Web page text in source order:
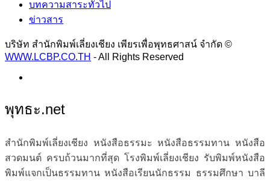
บทความสาระทั่วไป
ข่าวสาร
บริษัท สำนักพิมพ์เลี่ยงเชียง เพียรเพื่อพุทธศาสน์ จำกัด ©
WWW.LCBP.CO.TH - All Rights Reserved
พุทธะ.net
สำนักพิมพ์เลี่ยงเชียง หนังสือธรรมะ หนังสือธรรมทาน หนังสือ
สวดมนต์ ครบถ้วนมากที่สุด โรงพิมพ์เลี่ยงเชียง รับพิมพ์หนังสือ
พิมพ์แจกเป็นธรรมทาน หนังสือเรียนนักธรรม ธรรมศึกษา บาลี